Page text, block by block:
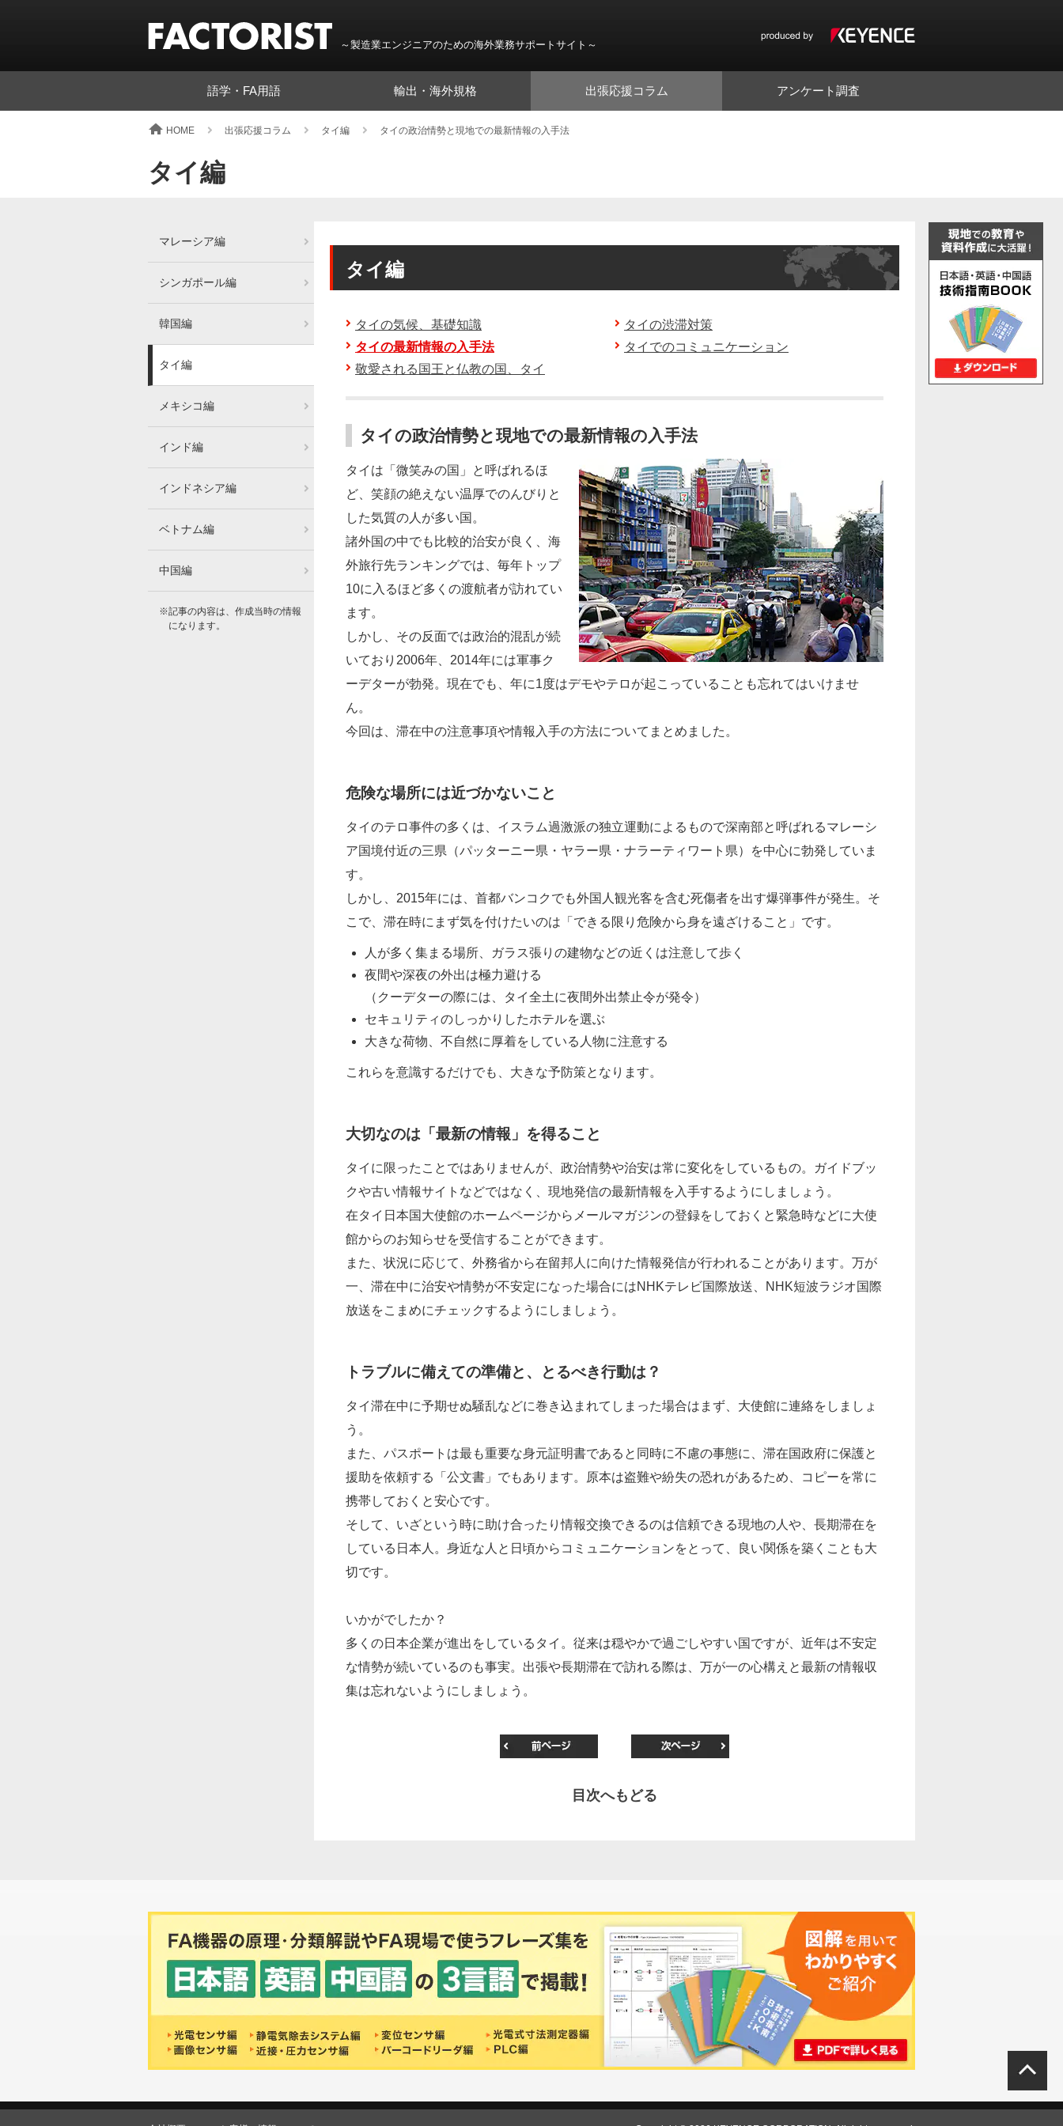
～製造業エンジニアのための海外業務サポートサイト～
語学・FA用語 輸出・海外規格 出張応援コラム アンケート調査
HOME 出張応援コラム タイ編 タイの政治情勢と現地での最新情報の入手法
タイ編
タイ編
タイの気候、基礎知識
タイの渋滞対策
タイの最新情報の入手法
タイでのコミュニケーション
敬愛される国王と仏教の国、タイ
タイの政治情勢と現地での最新情報の入手法
タイは「微笑みの国」と呼ばれるほ
ど、笑顔の絶えない温厚でのんびりと
した気質の人が多い国。
諸外国の中でも比較的治安が良く、海
外旅行先ランキングでは、毎年トップ
10に入るほど多くの渡航者が訪れてい
ます。
しかし、その反面では政治的混乱が続
いており2006年、2014年には軍事ク
ーデターが勃発。現在でも、年に1度はデモやテロが起こっていることも忘れてはいけませ
ん。
今回は、滞在中の注意事項や情報入手の方法についてまとめました。
危険な場所には近づかないこと
タイのテロ事件の多くは、イスラム過激派の独立運動によるもので深南部と呼ばれるマレーシ
ア国境付近の三県（パッターニー県・ヤラー県・ナラーティワート県）を中心に勃発していま
す。
しかし、2015年には、首都バンコクでも外国人観光客を含む死傷者を出す爆弾事件が発生。そ
こで、滞在時にまず気を付けたいのは「できる限り危険から身を遠ざけること」です。
人が多く集まる場所、ガラス張りの建物などの近くは注意して歩く
夜間や深夜の外出は極力避ける
（クーデターの際には、タイ全土に夜間外出禁止令が発令）
セキュリティのしっかりしたホテルを選ぶ
大きな荷物、不自然に厚着をしている人物に注意する
これらを意識するだけでも、大きな予防策となります。
大切なのは「最新の情報」を得ること
タイに限ったことではありませんが、政治情勢や治安は常に変化をしているもの。ガイドブッ
クや古い情報サイトなどではなく、現地発信の最新情報を入手するようにしましょう。
在タイ日本国大使館のホームページからメールマガジンの登録をしておくと緊急時などに大使
館からのお知らせを受信することができます。
また、状況に応じて、外務省から在留邦人に向けた情報発信が行われることがあります。万が
一、滞在中に治安や情勢が不安定になった場合にはNHKテレビ国際放送、NHK短波ラジオ国際
放送をこまめにチェックするようにしましょう。
トラブルに備えての準備と、とるべき行動は？
タイ滞在中に予期せぬ騒乱などに巻き込まれてしまった場合はまず、大使館に連絡をしましょ
う。
また、パスポートは最も重要な身元証明書であると同時に不慮の事態に、滞在国政府に保護と
援助を依頼する「公文書」でもあります。原本は盗難や紛失の恐れがあるため、コピーを常に
携帯しておくと安心です。
そして、いざという時に助け合ったり情報交換できるのは信頼できる現地の人や、長期滞在を
している日本人。身近な人と日頃からコミュニケーションをとって、良い関係を築くことも大
切です。
いかがでしたか？
多くの日本企業が進出をしているタイ。従来は穏やかで過ごしやすい国ですが、近年は不安定
な情勢が続いているのも事実。出張や長期滞在で訪れる際は、万が一の心構えと最新の情報収
集は忘れないようにしましょう。
目次へもどる
マレーシア編
シンガポール編
韓国編
タイ編
メキシコ編
インド編
インドネシア編
ベトナム編
中国編
※記事の内容は、作成当時の情報
になります。